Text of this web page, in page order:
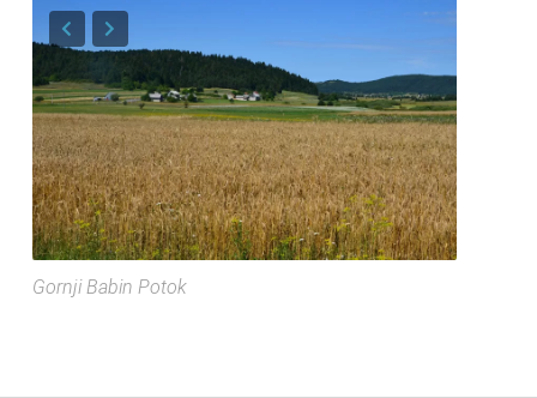
Gornji Babin Potok